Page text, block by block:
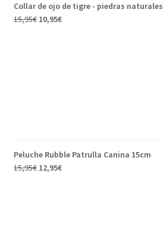
Collar de ojo de tigre - piedras naturales
15,95€ 10,95€
Peluche Rubble Patrulla Canina 15cm
15,95€ 12,95€